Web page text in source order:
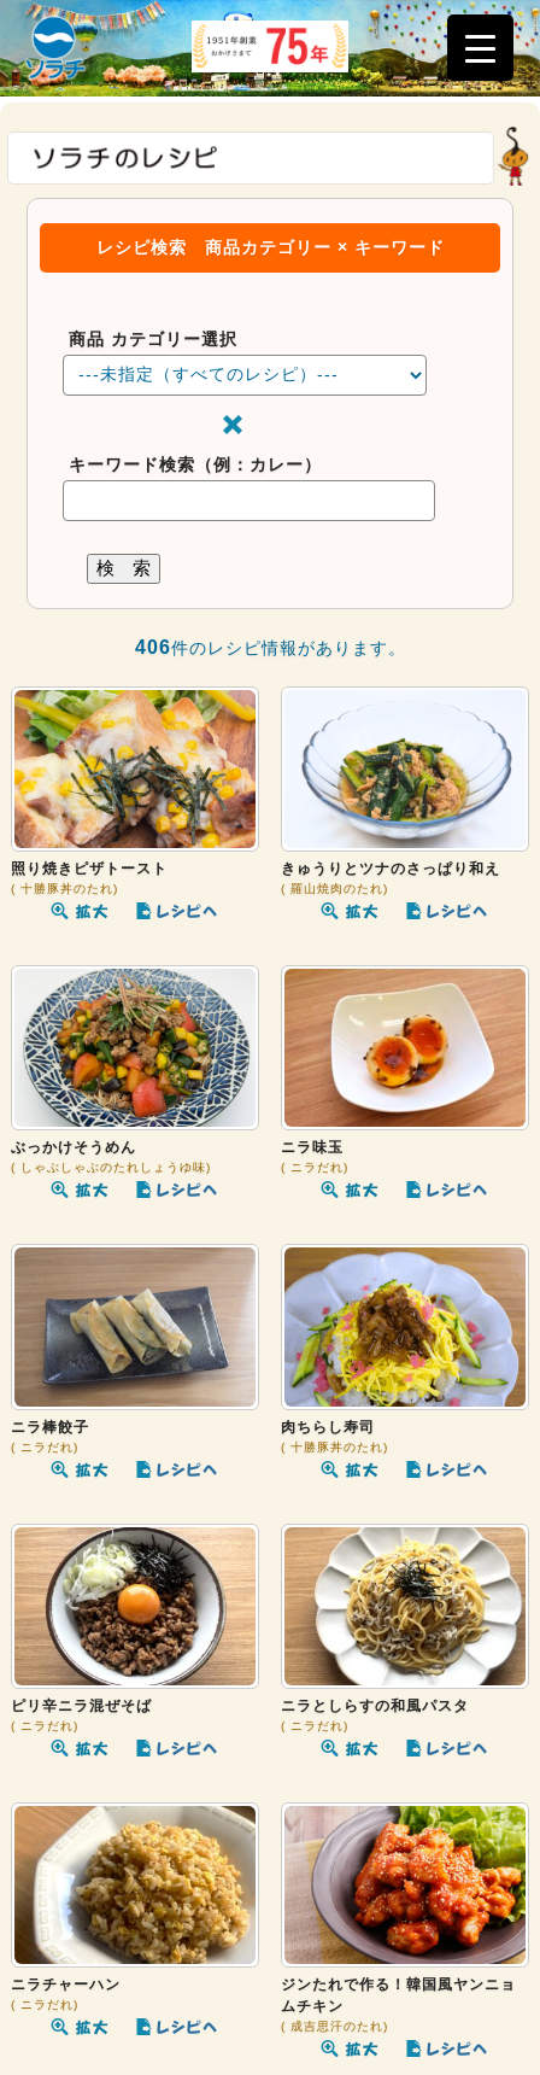
レシピ検索 商品カテゴリー × キーワード
商品 カテゴリー選択
キーワード検索（例：カレー）
406件のレシピ情報があります。
照り焼きピザトースト
十勝豚丼のたれ
きゅうりとツナのさっぱり和え
羅山焼肉のたれ
ぶっかけそうめん
しゃぶしゃぶのたれしょうゆ味
ニラ味玉
ニラだれ
ニラ棒餃子
ニラだれ
肉ちらし寿司
十勝豚丼のたれ
ピリ辛ニラ混ぜそば
ニラだれ
ニラとしらすの和風パスタ
ニラだれ
ニラチャーハン
ニラだれ
ジンたれで作る！韓国風ヤンニョ
ムチキン
成吉思汗のたれ